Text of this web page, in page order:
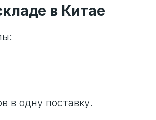
в Китае
в одну поставку.